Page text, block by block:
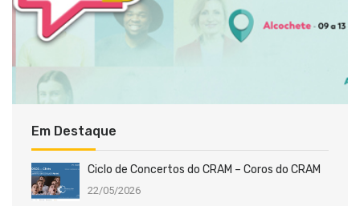
Em Destaque
Ciclo de Concertos do CRAM – Coros do CRAM
22/05/2026